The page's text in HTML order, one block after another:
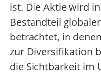
ist. Die Aktie wird
Bestandteil
betrachtet, in
zur Diversifikation
die Sichtbarkeit im